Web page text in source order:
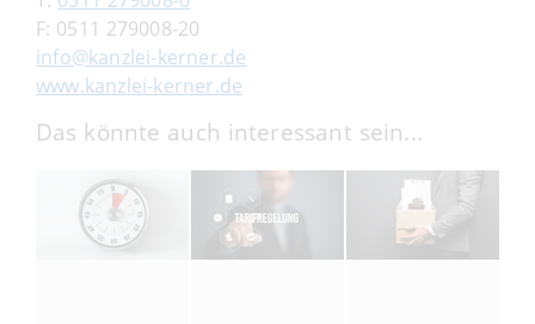
F: 0511 279008-20
info@kanzlei-kerner.de
www.kanzlei-kerner.de
Das könnte auch interessant sein...